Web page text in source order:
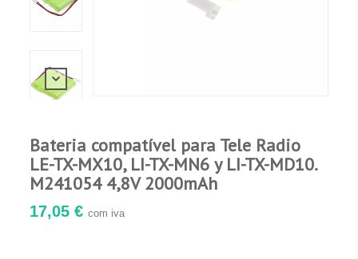
Bateria compatível para Tele Radio
LE-TX-MX10, LI-TX-MN6 y LI-TX-MD10.
M241054 4,8V 2000mAh
17,05 € com iva